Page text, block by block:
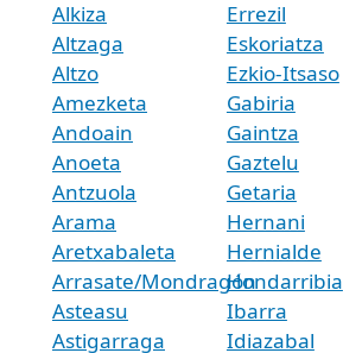
Alkiza
Altzaga
Altzo
Amezketa
Andoain
Anoeta
Antzuola
Arama
Aretxabaleta
Arrasate/Mondragón
Asteasu
Astigarraga
Errezil
Eskoriatza
Ezkio-Itsaso
Gabiria
Gaintza
Gaztelu
Getaria
Hernani
Hernialde
Hondarribia
Ibarra
Idiazabal